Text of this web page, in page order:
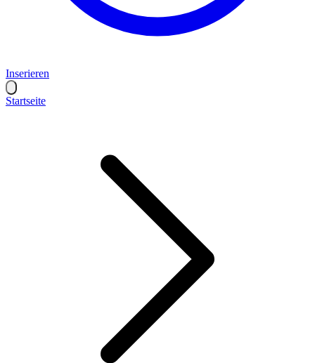
Inserieren
Startseite